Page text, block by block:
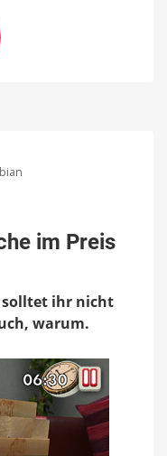
im Preis
solltet ihr nicht
warum.